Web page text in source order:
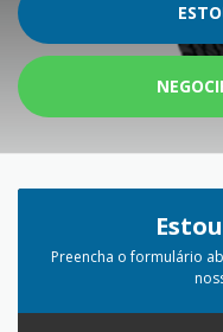
Preencha o formulário